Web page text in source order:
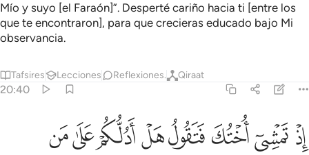
Mío y suyo [el Faraón]”. Desperté cariño hacia ti [entre los
que te encontraron], para que crecieras educado bajo Mi
observancia.
Tafsires Lecciones Reflexiones. Qiraat
20:40
اذ تمشي اختك فتقول هل ادلكم على من يكفله فرجعناك الى امك كي
إِذْ تَمْشِىٓ أُخْتُكَ فَتَقُولُ هَلْ أَدُلُّكُمْ عَلَىٰ مَن يَكْفُلُهُۥ ۖ فَرَجَعْنَـٰكَ إِلَىٰٓ
ﱠﱡﱢﱣﱤﱥﱦﱧ